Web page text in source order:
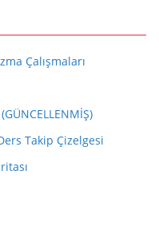
Çalışmaları
Takip Çizelgesi